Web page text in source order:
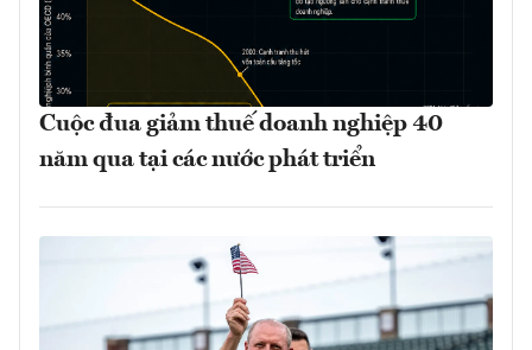
Cuộc đua giảm thuế doanh nghiệp 40
năm qua tại các nước phát triển